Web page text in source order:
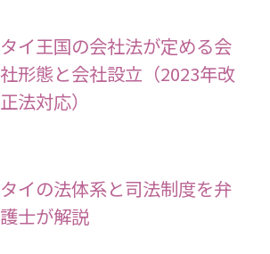
タイ王国の会社法が定める会
社形態と会社設立（2023年改
正法対応）
タイの法体系と司法制度を弁
護士が解説